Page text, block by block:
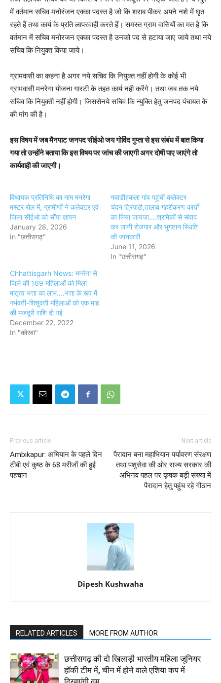
में वर्तमान सचिव मनोरंजन एक्का पदस्त है जो कि शराब पीकर अपने नशे में घृत
रहते हैं तथा कार्य के प्रति लापरवाही करते हैं। समस्त ग्राम वासियों का मत है कि
वर्तमान में सचिव मनोरजन एक्का पदस्त है उनको पद से हटाया जाए जाये तथा नये
सचिव कि नियुक्त किया जाये।
ग्रामवासी का कहना है अगर नये सचिव कि नियुक्त नहीं होगी के कोई भी
ग्रामवासी मनरेगा योजना गारटी के तहत कार्य नही करेंगे। तथा जब तक नये
सचिव कि नियुक्ती नहीं होगी। जिससेनये सचिव कि न्युक्ति हेतु जनपद पंचायत के
की मांग की है।
इस विषय में जब मैनपाट जनपद सीईओ जय गोविंद गुप्ता से इस संबंध में बात किया
गया तो उन्होंने बताया कि इस विषय पर जांच की जाएगी अगर दोषी पाए जाएंगे तो
कार्यवाही की जाएगी।
विधायक प्रतिनिधि का नाम मनरेगा
मस्टर रोल में, ग्रामीणों ने कलेक्टर एवं
जिला सीईओ को सौंपा ज्ञापन
January 28, 2026
In "छत्तीसगढ़"
नवाडीहकला गांव पहुंचीं कलेक्टर
चंदन त्रिपाठी,तालाब गहरीकरण कार्यों
का लिया जायजा....श्रमिकों से संवाद
कर जानी रोजगार और भुगतान स्थिति
की जानकारी
June 11, 2026
In "छत्तीसगढ़"
Chhattisgarh News: मनरेगा से
जिले की 169 महिलाओं को मिला
मातृत्व भत्ता का लाभ....भत्ता के रूप में
गर्भवती-शिशुवती महिलाओं को एक माह
की मजदूरी राशि दी गई
December 22, 2022
In "कोरबा"
Previous article
Ambikapur: अभियान के पहले दिन
टीबी एवं कुष्ठ के 68 मरीजों की हुई
पहचान
Next article
पैरादान बना महाभियान पर्यावरण संरक्षण
तथा पशुसेवा की ओर राज्य सरकार की
अभिनव पहल पर कृषक बड़ी संख्या में
पैरादान हेतु पहुंच रहे गौठान
Dipesh Kushwaha
RELATED ARTICLES MORE FROM AUTHOR
छत्तीसगढ़ की दो खिलाड़ी भारतीय महिला जूनियर
हॉकी टीम में, चीन में होने वाले एशिया कप में